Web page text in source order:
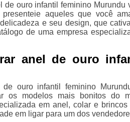
de ouro infantil feminino Murundu
aqueles que você
e seu design, que
de uma empresa
anel de ouro
ouro infantil feminino
os modelos mais bonitos do
em anel, colar e
em ligar para um dos